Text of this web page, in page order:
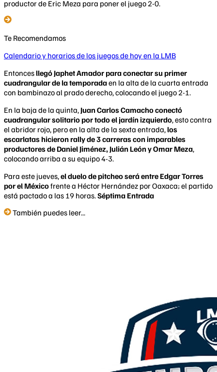
productor de Eric Meza para poner el juego 2-0.
Te Recomendamos
Calendario y horarios de los juegos de hoy en la LMB
Entonces llegó Japhet Amador para conectar su primer
cuadrangular de la temporadaen la alta de la cuarta entrada
con bambinazo al prado derecho, colocando el juego 2-1.
En la baja de la quinta, Juan Carlos Camacho conectó
cuadrangular solitario por todo el jardín izquierdo, esto contra
el abridor rojo, pero en la alta de la sexta entrada, los
escarlatas hicieron rally de 3 carreras con imparables
productores de Daniel Jiménez, Julián León y Omar Meza,
colocando arriba a su equipo 4-3.
Para este jueves,el duelo de pitcheo será entre Edgar Torres
por el Méxicofrente a Héctor Hernández por Oaxaca; el partido
está pactado a las 19 horas.Séptima Entrada
También puedes leer...